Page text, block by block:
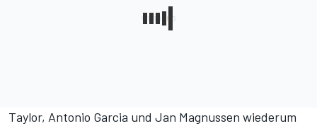
Taylor, Antonio Garcia und Jan Magnussen wiederum